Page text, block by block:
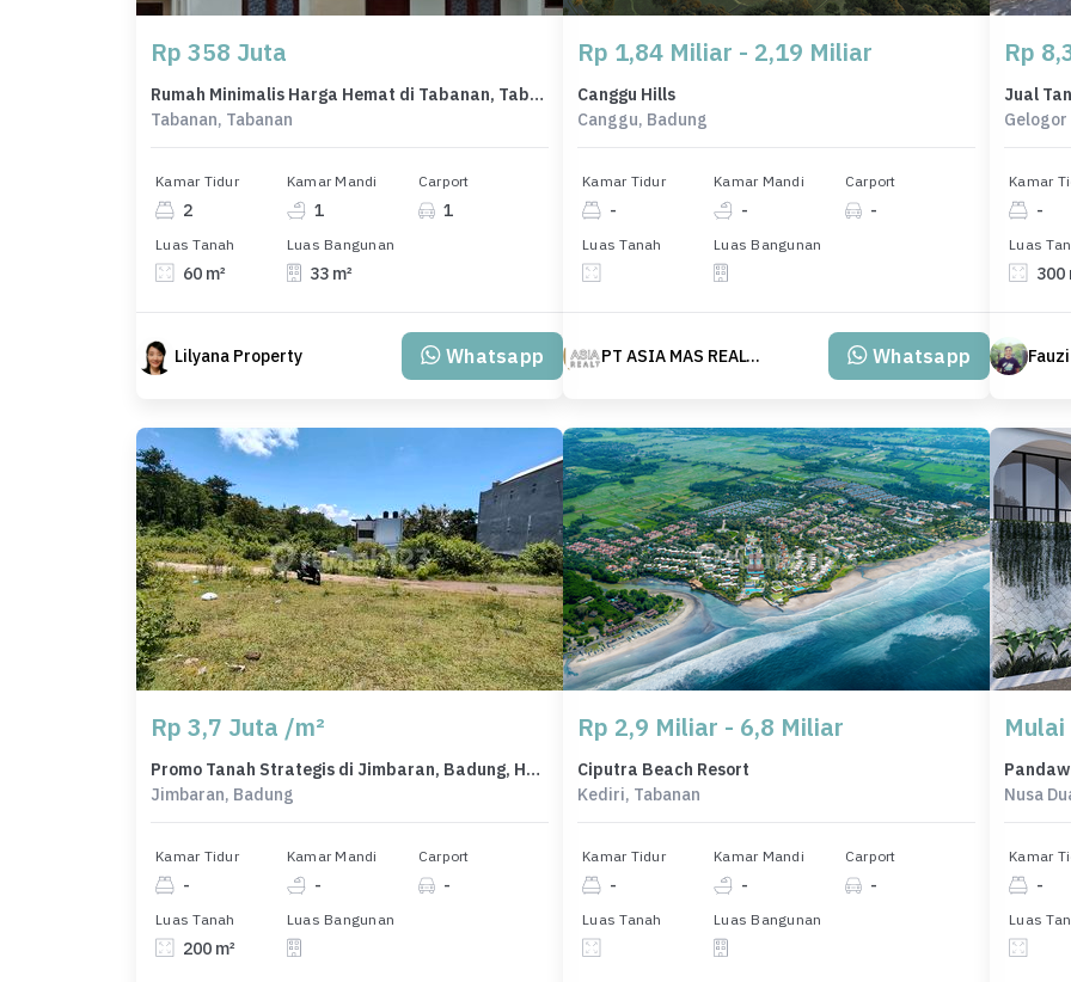
Rp 358 Juta
Rumah Minimalis Harga Hemat di Tabanan, Tabanan, LB 33m²
Tabanan, Tabanan
Kamar Tidur
2
Kamar Mandi
1
Carport
1
Luas Tanah
60 m²
Luas Bangunan
33 m²
Lilyana Property Whatsapp
Rp 1,84 Miliar - 2,19 Miliar
Canggu Hills
Canggu, Badung
Kamar Tidur
-
Kamar Mandi
-
Carport
-
Luas Tanah Luas Bangunan
PT ASIA MAS REALTY Whatsapp
Rp
Kamar
-
Luas
300
Rp 3,7 Juta /m²
Promo Tanah Strategis di Jimbaran, Badung, Harga 740 Juta
Jimbaran, Badung
Kamar Tidur
-
Kamar Mandi
-
Carport
-
Luas Tanah
200 m²
Luas Bangunan
Rp 2,9 Miliar - 6,8 Miliar
Ciputra Beach Resort
Kediri, Tabanan
Kamar Tidur
-
Kamar Mandi
-
Carport
-
Luas Tanah Luas Bangunan
Nusa
Kamar
-
Luas